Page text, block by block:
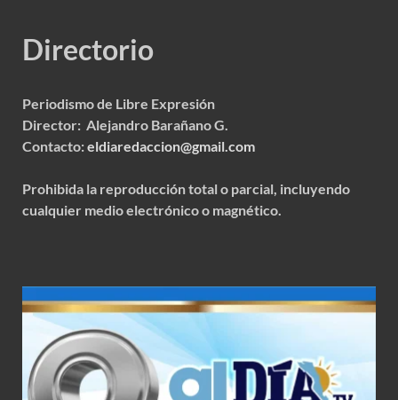
Directorio
Periodismo de Libre Expresión
Director: Alejandro Barañano G.
Contacto:eldiaredaccion@gmail.com
Prohibida la reproducción total o parcial, incluyendo
cualquier medio electrónico o magnético.